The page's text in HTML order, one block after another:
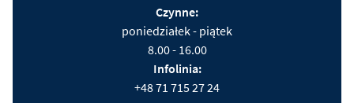
Czynne:
poniedziałek - piątek
8.00 - 16.00
Infolinia:
+48 71 715 27 24